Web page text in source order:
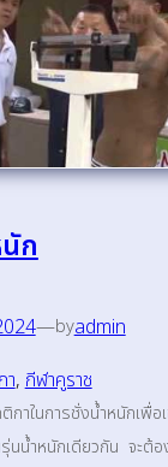
ก
—byadmin
า, กีฬาคูราช
กาในการชั่งน้ำหนักเพื่
นน้ำหนักเดียวกัน จะต้อ